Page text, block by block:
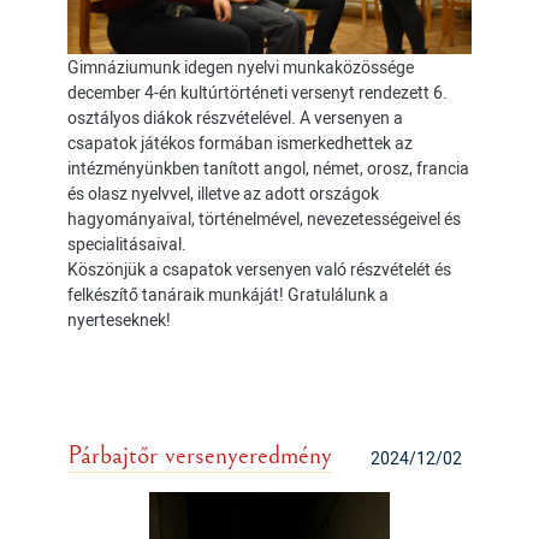
Gimnáziumunk idegen nyelvi munkaközössége
december 4-én kultúrtörténeti versenyt rendezett 6.
osztályos diákok részvételével. A versenyen a
csapatok játékos formában ismerkedhettek az
intézményünkben tanított angol, német, orosz, francia
és olasz nyelvvel, illetve az adott országok
hagyományaival, történelmével, nevezetességeivel és
specialitásaival.
Köszönjük a csapatok versenyen való részvételét és
felkészítő tanáraik munkáját! Gratulálunk a
nyerteseknek!
2024/12/02
Párbajtőr versenyeredmény